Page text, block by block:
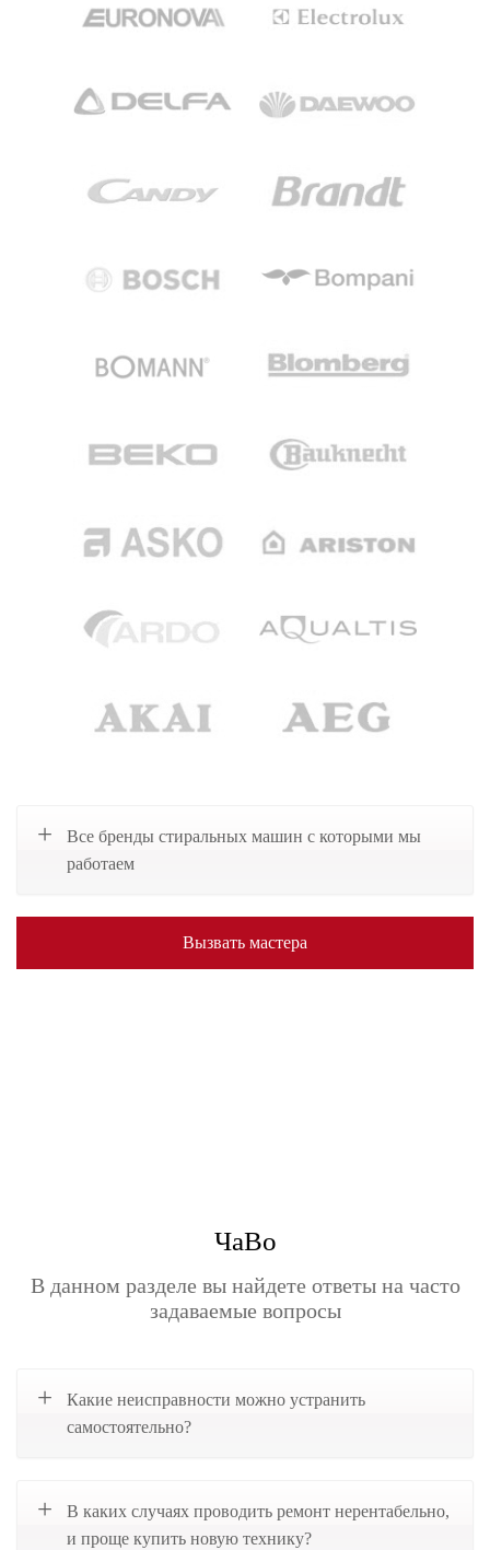
Все бренды стиральных машин с которыми мы
работаем
Вызвать мастера
ЧаВо
В данном разделе вы найдете ответы на часто
задаваемые вопросы
Какие неисправности можно устранить
самостоятельно?
В каких случаях проводить ремонт нерентабельно,
и проще купить новую технику?